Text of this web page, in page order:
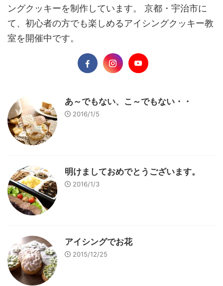
ングクッキーを制作しています。 京都・宇治市に
て、初心者の方でも楽しめるアイシングクッキー教
室を開催中です。
あ～でもない、こ～でもない・・
2016/1/5
明けましておめでとうございます。
2016/1/3
アイシングでお花
2015/12/25